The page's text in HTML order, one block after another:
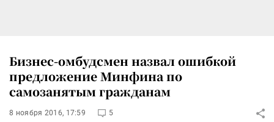
Бизнес-омбудсмен назвал ошибкой
предложение Минфина по
самозанятым гражданам
8 ноября 2016, 17:59 5